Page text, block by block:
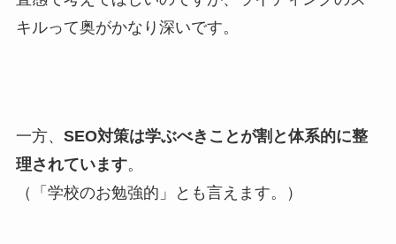
キルって奥がかなり深いです。
一方、 SEO対策は学ぶべきことが割と体系的に整
理されています。
（「学校のお勉強的」とも言えます。）